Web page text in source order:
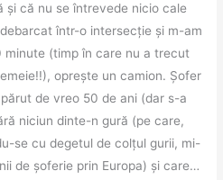
și că nu se întrevede nicio cale
într-o intersecție și m-am
minute (timp în care nu a trecut
oprește un camion. Șofer
de vreo 50 de ani (dar s-a
niciun dinte-n gură (pe care,
se cu degetul de colțul gurii, mi-
de șoferie prin Europa) și care…